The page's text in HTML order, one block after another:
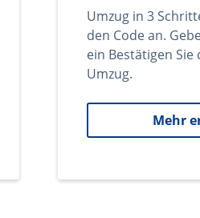
Umzug in 3
den Code an.
ein Bestätigen
Umzug.
Mehr